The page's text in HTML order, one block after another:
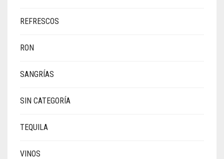
REFRESCOS
RON
SANGRÍAS
SIN CATEGORÍA
TEQUILA
VINOS